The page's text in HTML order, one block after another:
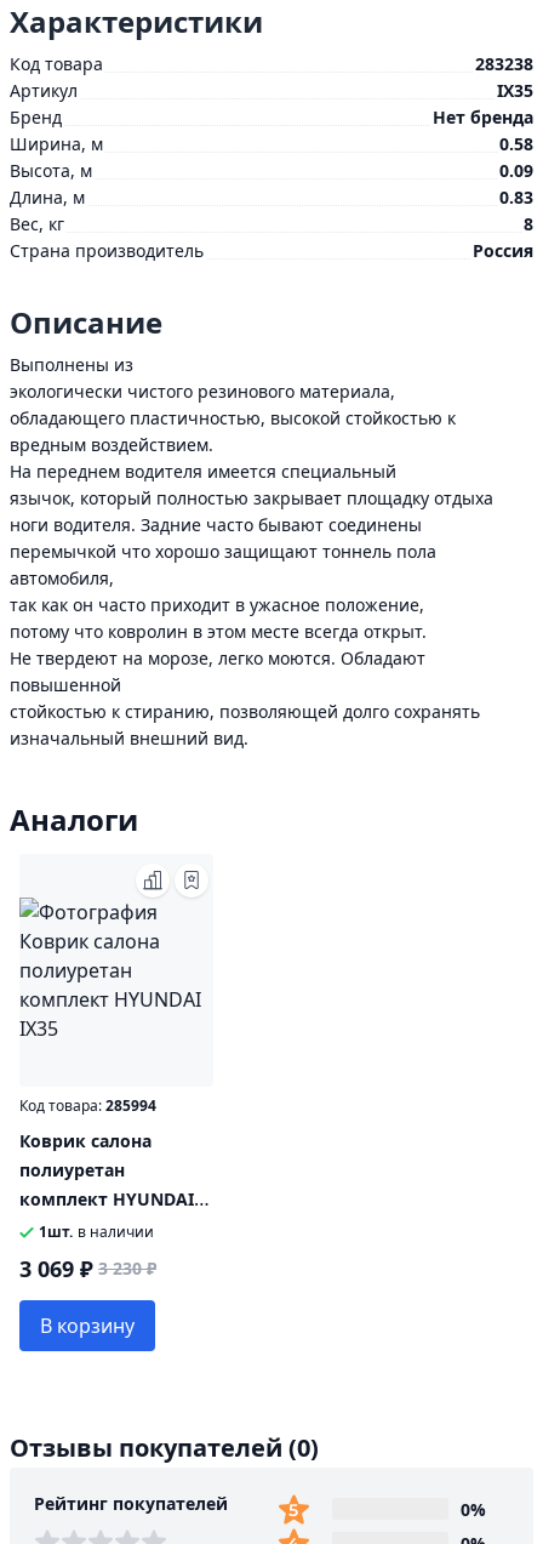
Характеристики
Код товара
283238
Артикул
IX35
Бренд
Нет бренда
Ширина, м
0.58
Высота, м
0.09
Длина, м
0.83
Вес, кг
8
Страна производитель
Россия
Описание
Выполнены из
экологически чистого резинового материала,
обладающего пластичностью, высокой стойкостью к
вредным воздействием.
На переднем водителя имеется специальный
язычок, который полностью закрывает площадку отдыха
ноги водителя. Задние часто бывают соединены
перемычкой что хорошо защищают тоннель пола
автомобиля,
так как он часто приходит в ужасное положение,
потому что ковролин в этом месте всегда открыт.
Не твердеют на морозе, легко моются. Обладают
повышенной
стойкостью к стиранию, позволяющей долго сохранять
изначальный внешний вид.
Аналоги
Код товара:285994
Коврик салона
полиуретан
комплект HYUNDAI
IX351шт. в наличии
3 069 ₽ 3 230 ₽
В корзину
Отзывы покупателей (0)
Рейтинг покупателей
0%